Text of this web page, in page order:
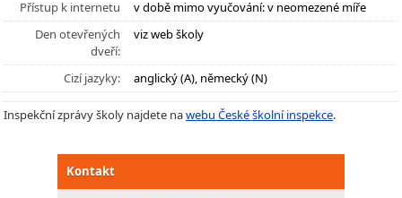
Přístup k internetu
v době mimo vyučování: v neomezené míře
Den otevřených
dveří:
viz web školy
Cizí jazyky: anglický (A), německý (N)
Inspekční zprávy školy najdete nawebu České školní inspekce.
Kontakt